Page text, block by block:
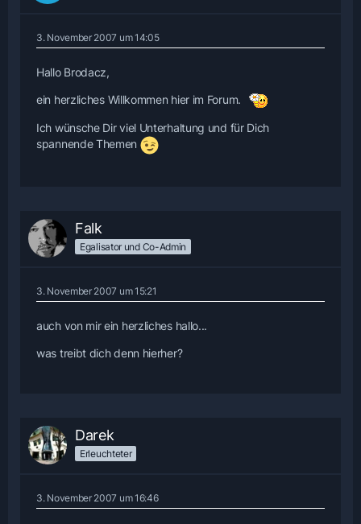
3. November 2007 um 14:05
Hallo Brodacz,
ein herzliches Willkommen hier im Forum.
Ich wünsche Dir viel Unterhaltung und für Dich
spannende Themen
Falk
Egalisator und Co-Admin
3. November 2007 um 15:21
auch von mir ein herzliches hallo...
was treibt dich denn hierher?
Darek
Erleuchteter
3. November 2007 um 16:46